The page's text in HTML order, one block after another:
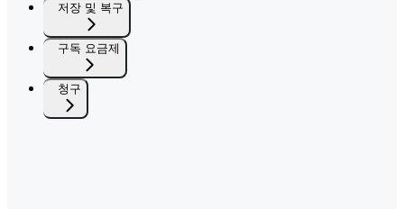
저장 및 복구
구독 요금제
청구